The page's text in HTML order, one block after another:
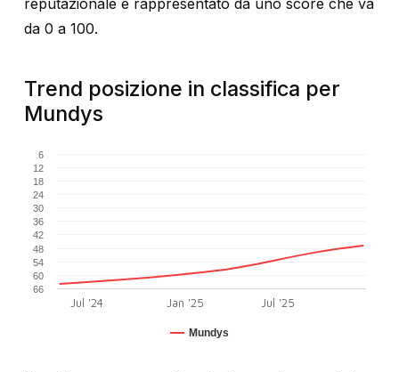
reputazionale è rappresentato da uno score che va
da 0 a 100.
Trend posizione in classifica per
Mundys
Mundys
Jul '24 Jan '25 Jul '25
6
12
18
24
30
36
42
48
54
60
66